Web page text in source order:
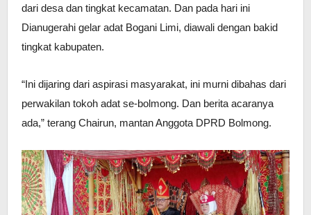
dari desa dan tingkat kecamatan. Dan pada hari ini
Dianugerahi gelar adat Bogani Limi, diawali dengan bakid
tingkat kabupaten.
“Ini dijaring dari aspirasi masyarakat, ini murni dibahas dari
perwakilan tokoh adat se-bolmong. Dan berita acaranya
ada,” terang Chairun, mantan Anggota DPRD Bolmong.